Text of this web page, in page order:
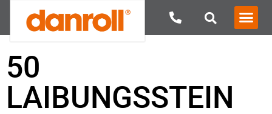
50
LAIBUNGSSTEIN